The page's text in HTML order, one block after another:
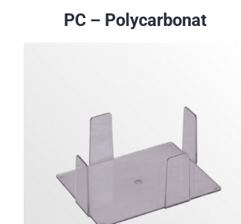
PC – Polycarbonat